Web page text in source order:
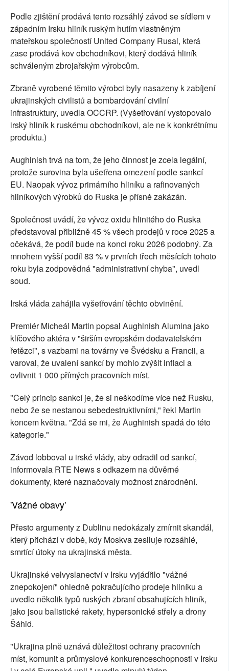
Podle zjištění prodává tento rozsáhlý závod se sídlem v
západním Irsku hliník ruským hutím vlastněným
mateřskou společností United Company Rusal, která
zase prodává kov obchodníkovi, který dodává hliník
schváleným zbrojařským výrobcům.
Zbraně vyrobené těmito výrobci byly nasazeny k zabíjení
ukrajinských civilistů a bombardování civilní
infrastruktury, uvedla OCCRP. (Vyšetřování vystopovalo
irský hliník k ruskému obchodníkovi, ale ne k konkrétnímu
produktu.)
Aughinish trvá na tom, že jeho činnost je zcela legální,
protože surovina byla ušetřena omezení podle sankcí
EU. Naopak vývoz primárního hliníku a rafinovaných
hliníkových výrobků do Ruska je přísně zakázán.
Společnost uvádí, že vývoz oxidu hlinitého do Ruska
představoval přibližně 45 % všech prodejů v roce 2025 a
očekává, že podíl bude na konci roku 2026 podobný. Za
mnohem vyšší podíl 83 % v prvních třech měsících tohoto
roku byla zodpovědná "administrativní chyba", uvedl
soud.
Irská vláda zahájila vyšetřování těchto obvinění.
Premiér Micheál Martin popsal Aughinish Alumina jako
klíčového aktéra v "širším evropském dodavatelském
řetězci", s vazbami na továrny ve Švédsku a Francii, a
varoval, že uvalení sankcí by mohlo zvýšit inflaci a
ovlivnit 1 000 přímých pracovních míst.
"Celý princip sankcí je, že si neškodíme více než Rusku,
nebo že se nestanou sebedestruktivními," řekl Martin
koncem května. "Zdá se mi, že Aughinish spadá do této
kategorie."
Závod lobboval u irské vlády, aby odradil od sankcí,
informovala RTE News s odkazem na důvěrné
dokumenty, které naznačovaly možnost znárodnění.
'Vážné obavy'
Přesto argumenty z Dublinu nedokázaly zmírnit skandál,
který přichází v době, kdy Moskva zesiluje rozsáhlé,
smrtící útoky na ukrajinská města.
Ukrajinské velvyslanectví v Irsku vyjádřilo "vážné
znepokojení" ohledně pokračujícího prodeje hliníku a
uvedlo několik typů ruských zbraní obsahujících hliník,
jako jsou balistické rakety, hypersonické střely a drony
Šáhid.
"Ukrajina plně uznává důležitost ochrany pracovních
míst, komunit a průmyslové konkurenceschopnosti v Irsku